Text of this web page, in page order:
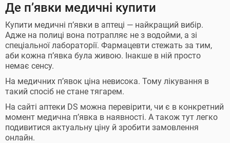
Де п’явки медичні купити
Купити медичні п’явки в аптеці — найкращий вибір.
Адже на полиці вона потрапляє не з водойми, а зі
спеціальної лабораторії. Фармацевти стежать за тим,
аби кожна п’явка була живою. Інакше в ній просто
немає сенсу.
На медичних п’явок ціна невисока. Тому лікування в
такий спосіб не стане тягарем.
На сайті аптеки DS можна перевірити, чи є в конкретний
момент медична п’явка в наявності. А також тут легко
подивитися актуальну ціну й зробити замовлення
онлайн.